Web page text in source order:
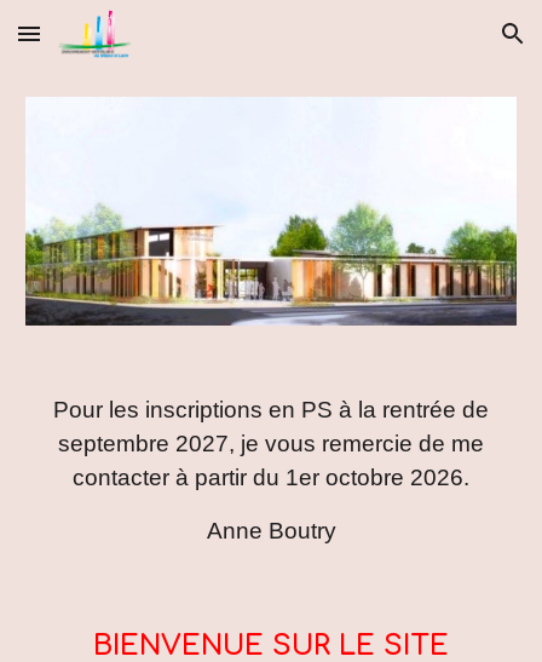
Skip to main content Skip to navigation
Pour les inscriptions en PS à la rentrée de
septembre 2027, je vous remercie de me
contacter à partir du 1er octobre 2026.
Anne Boutry
BIENVENUE SUR LE SITE